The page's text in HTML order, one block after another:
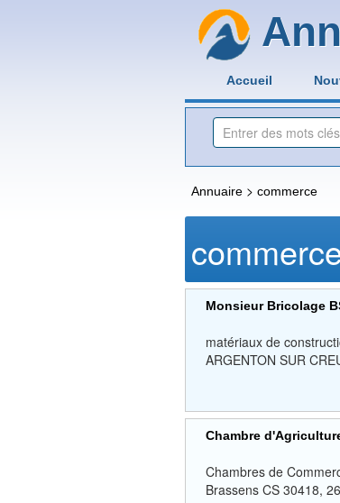
Accueil
Annuaire > commerce
Monsieur Bricolage
matériaux de
ARGENTON SUR
Chambre
Chambres de
Brassens CS 30418,